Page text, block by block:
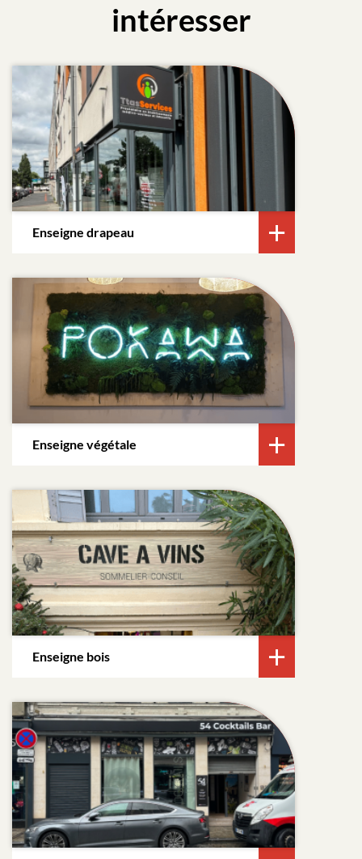
intéresser
Enseigne drapeau
Enseigne végétale
Enseigne bois